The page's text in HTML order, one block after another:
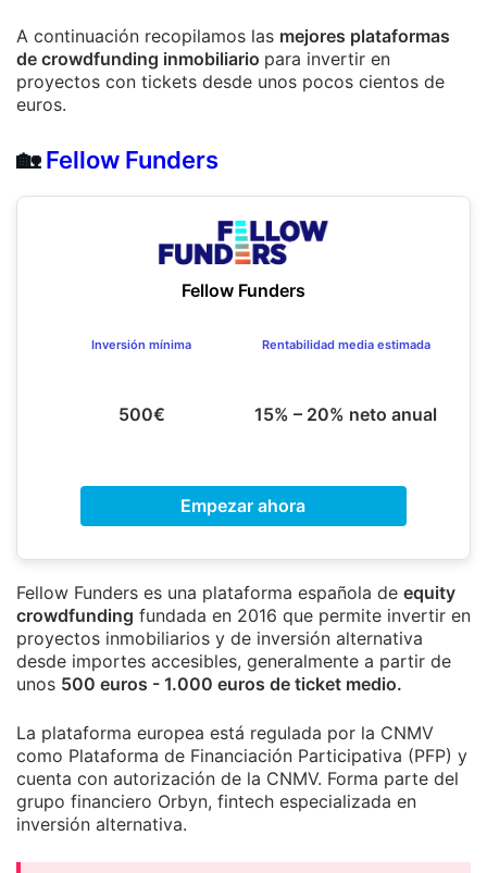
A continuación recopilamos las mejores plataformas
de crowdfunding inmobiliario para invertir en
proyectos con tickets desde unos pocos cientos de
euros.
🏡Fellow Funders
Fellow Funders
Inversión mínima
500€
Rentabilidad media estimada
15% – 20% neto anual
Empezar ahora
Fellow Funders es una plataforma española de equity
crowdfunding fundada en 2016 que permite invertir en
proyectos inmobiliarios y de inversión alternativa
desde importes accesibles, generalmente a partir de
unos 500 euros - 1.000 euros de ticket medio.
La plataforma europea está regulada por la CNMV
como Plataforma de Financiación Participativa (PFP) y
cuenta con autorización de la CNMV. Forma parte del
grupo financiero Orbyn, fintech especializada en
inversión alternativa.